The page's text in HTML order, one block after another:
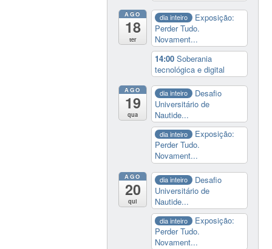
AGO
18
ter
dia inteiro
Exposição:
Perder Tudo.
Novament...
14:00Soberania
tecnológica e digital
AGO
19
qua
dia inteiro
Desafio
Universitário de
Nautide...
dia inteiro
Exposição:
Perder Tudo.
Novament...
AGO
20
qui
dia inteiro
Desafio
Universitário de
Nautide...
dia inteiro
Exposição:
Perder Tudo.
Novament...